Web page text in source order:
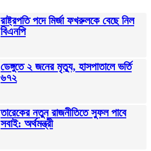
রাষ্ট্রপতি পদে মির্জা ফখরুলকে বেছে নিল
বিএনপি
ডেঙ্গুতে ২ জনের মৃত্যু, হাসপাতালে ভর্তি
৬৭২
তারেকের নতুন রাজনীতিতে সুফল পাবে
সবাই: অর্থমন্ত্রী